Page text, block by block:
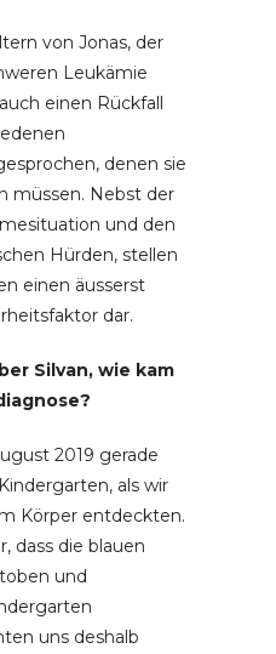
von Jonas, der
Leukämie
einen Rückfall
denen sie
müssen. Nebst der
und den
Hürden, stellen
einen äusserst
dar.
Silvan, wie kam
2019 gerade
als wir
Körper entdeckten.
dass die blauen
und
uns deshalb